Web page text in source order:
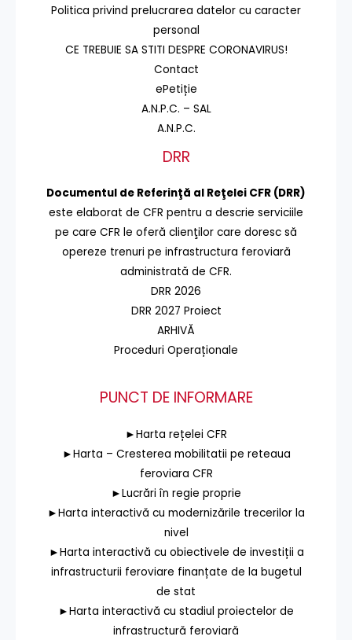
Politica privind prelucrarea datelor cu caracter
personal
CE TREBUIE SA STITI DESPRE CORONAVIRUS!
Contact
ePetiție
A.N.P.C. – SAL
A.N.P.C.
DRR
Documentul de Referinţă al Reţelei CFR (DRR)
este elaborat de CFR pentru a descrie serviciile
pe care CFR le oferă clienţilor care doresc să
opereze trenuri pe infrastructura feroviară
administrată de CFR.
DRR 2026
DRR 2027 Proiect
ARHIVĂ
Proceduri Operaționale
PUNCT DE INFORMARE
►Harta rețelei CFR
►Harta – Cresterea mobilitatii pe reteaua
feroviara CFR
►Lucrări în regie proprie
►Harta interactivă cu modernizările trecerilor la
nivel
►Harta interactivă cu obiectivele de investiții a
infrastructurii feroviare finanțate de la bugetul
de stat
►Harta interactivă cu stadiul proiectelor de
infrastructură feroviară